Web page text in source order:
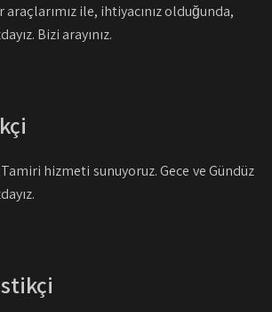
ile, ihtiyacınız olduğunda,
Bizi arayınız.
hizmeti sunuyoruz. Gece ve Gündüz